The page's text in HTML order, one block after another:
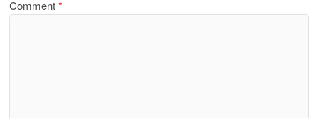
Comment*